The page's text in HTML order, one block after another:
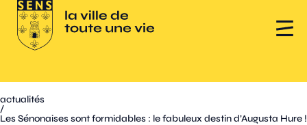
actualités
/
Les Sénonaises sont formidables : le fabuleux destin d’Augusta Hure !